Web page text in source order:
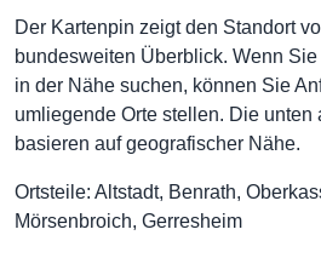
Der Kartenpin zeigt den Standort
bundesweiten Überblick. Wenn
in der Nähe suchen, können Sie
umliegende Orte stellen. Die unten
basieren auf geografischer Nähe.
Ortsteile: Altstadt, Benrath,
Mörsenbroich, Gerresheim